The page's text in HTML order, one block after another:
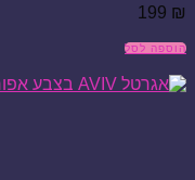
199 ₪
הוספה לסל